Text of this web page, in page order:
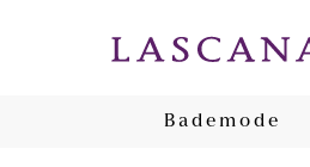
Bademode